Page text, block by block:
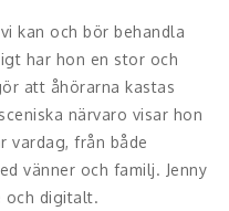
kan och bör behandla
har hon en stor och
att åhörarna kastas
närvaro visar hon
vardag, från både
vänner och familj. Jenny
och digitalt.